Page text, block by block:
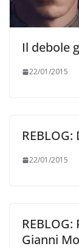
Il debole
22/01/2015
22/01/2015
Gianni